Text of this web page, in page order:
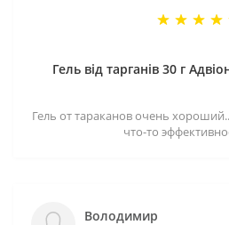
Гель від тарганів 30 г
Гель от тараканов очень
что-то
Володимир